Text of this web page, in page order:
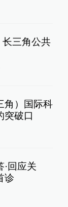
三角公共
角）国际科
突破口
·回应关
诊